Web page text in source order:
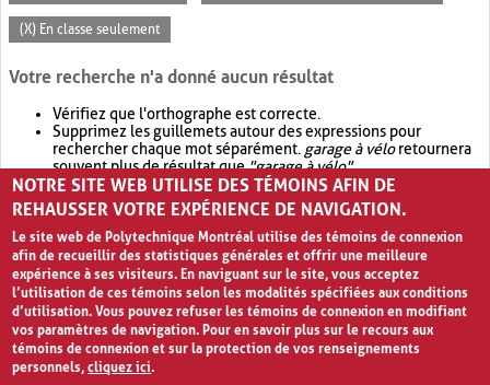
(X) En classe seulement
Votre recherche n'a donné aucun résultat
Vérifiez que l'orthographe est correcte.
Supprimez les guillemets autour des expressions pour
rechercher chaque mot séparément. garage à véloretournera
souvent plus de résultat que"garage à vélo".
Envisagez d'élargir votre recherche avec OR.garage OR vélo
retournera souvent plus de résultat quegarage à vélo
NOTRE SITE WEB UTILISE DES TÉMOINS AFIN DE
REHAUSSER VOTRE EXPÉRIENCE DE NAVIGATION.
Le site web de Polytechnique Montréal utilise des témoins de connexion
afin de recueillir des statistiques générales et offrir une meilleure
expérience à ses visiteurs. En naviguant sur le site, vous acceptez
l’utilisation de ces témoins selon les modalités spécifiées aux conditions
d’utilisation. Vous pouvez refuser les témoins de connexion en modifiant
vos paramètres de navigation. Pour en savoir plus sur le recours aux
témoins de connexion et sur la protection de vos renseignements
personnels,cliquez ici.